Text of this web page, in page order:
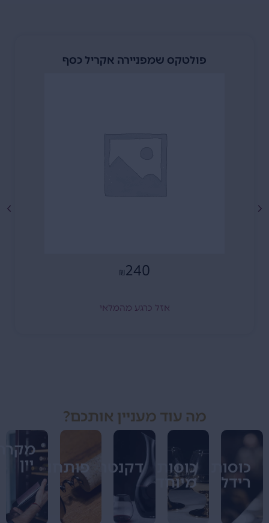
פולטקס שמפניירה אקריל כסף
₪ 240
אזל כרגע מהמלאי
מה עוד מעניין אותכם?
כוסות
רידל
כוסות
מיוחדים
דקנטרים פותחנים
מקררי
יין